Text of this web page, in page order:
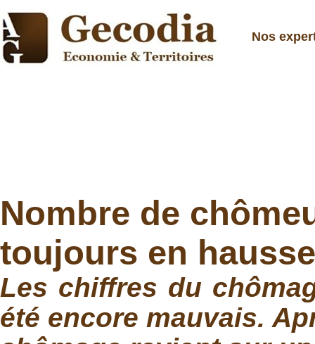
Nos
Nombre de
toujours en
Les chiffres du
été encore mauvais.